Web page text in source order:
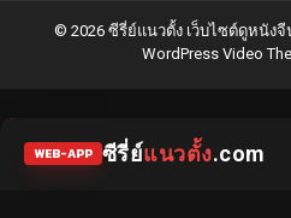
© 2026 ซีรี่ย์แนวตั้ง เว็บไซต์ดูหนัง
WordPress Video
WEB-APP ซีรี่ย์แนวตั้ง.com